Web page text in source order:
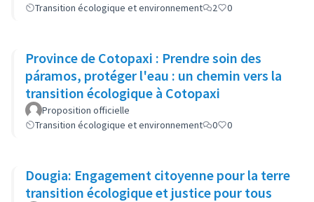
Transition écologique et environnement
2 0
Province de Cotopaxi : Prendre soin des
páramos, protéger l'eau : un chemin vers la
transition écologique à Cotopaxi
Proposition officielle
Transition écologique et environnement
0 0
Dougia: Engagement citoyenne pour la terre
transition écologique et justice pour tous